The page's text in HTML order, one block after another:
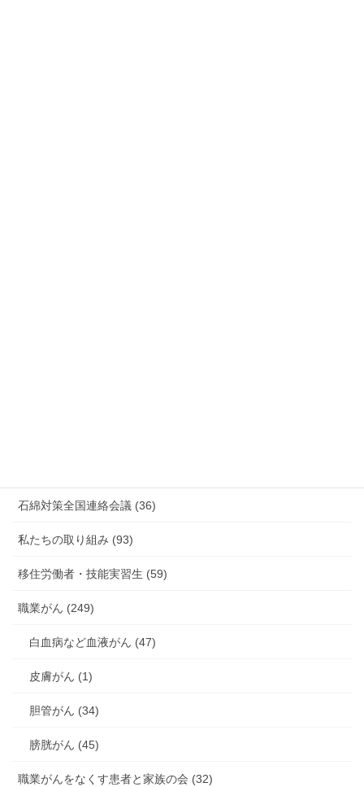
石綿対策全国連絡会議 (36)
私たちの取り組み (93)
移住労働者・技能実習生 (59)
職業がん (249)
白血病など血液がん (47)
皮膚がん (1)
胆管がん (34)
膀胱がん (45)
職業がんをなくす患者と家族の会 (32)